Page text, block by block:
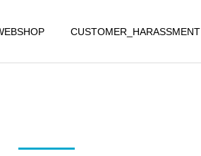
CUSTOMER_HARASSMENT